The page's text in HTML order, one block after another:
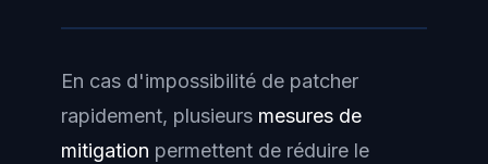
En cas d'impossibilité de patcher
rapidement, plusieurs mesures de
mitigation permettent de réduire le